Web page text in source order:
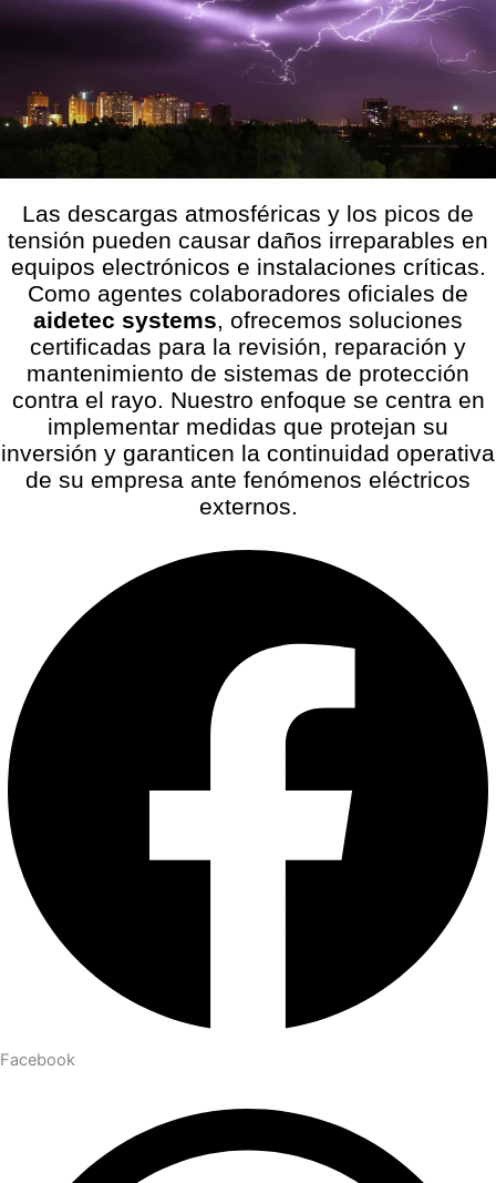
Las descargas atmosféricas y los picos de
tensión pueden causar daños irreparables en
equipos electrónicos e instalaciones críticas.
Como agentes colaboradores oficiales de
aidetec systems, ofrecemos soluciones
certificadas para la revisión, reparación y
mantenimiento de sistemas de protección
contra el rayo. Nuestro enfoque se centra en
implementar medidas que protejan su
inversión y garanticen la continuidad operativa
de su empresa ante fenómenos eléctricos
externos.
Facebook